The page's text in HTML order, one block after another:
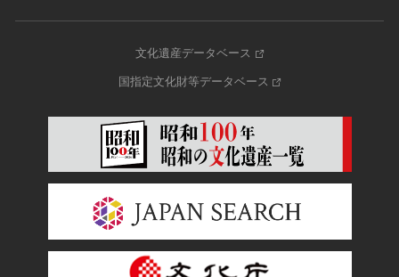
文化遺産データベース
国指定文化財等データベース